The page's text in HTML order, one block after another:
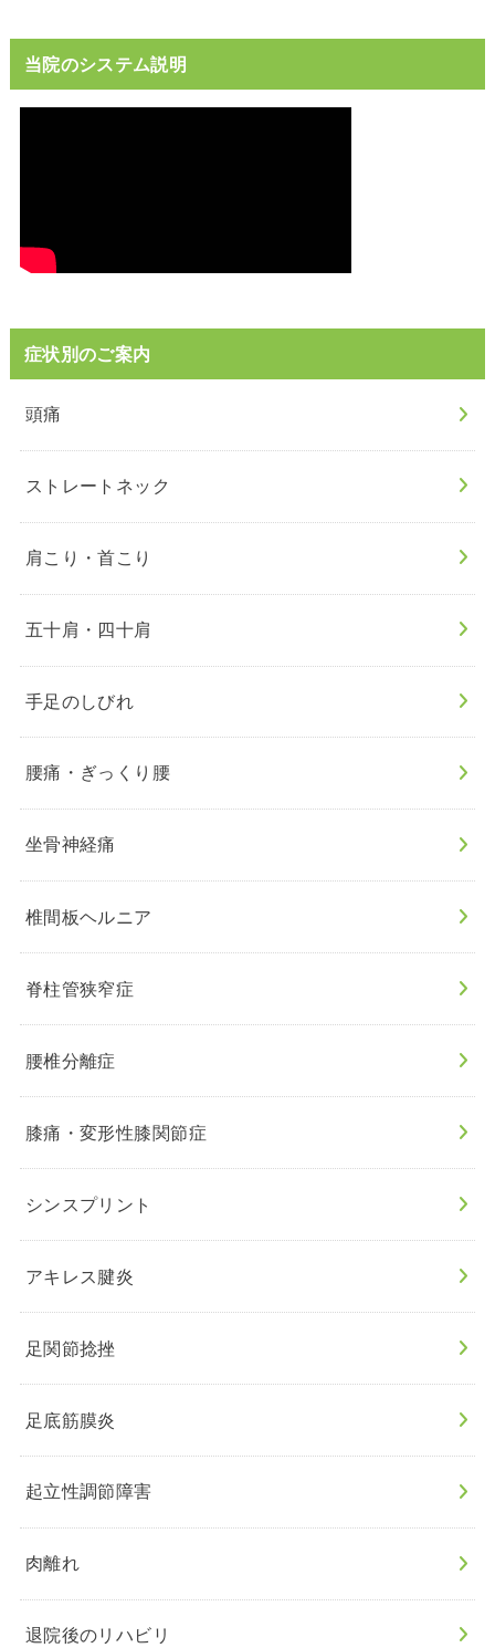
当院のシステム説明
症状別のご案内
頭痛
ストレートネック
肩こり・首こり
五十肩・四十肩
手足のしびれ
腰痛・ぎっくり腰
坐骨神経痛
椎間板ヘルニア
脊柱管狭窄症
腰椎分離症
膝痛・変形性膝関節症
シンスプリント
アキレス腱炎
足関節捻挫
足底筋膜炎
起立性調節障害
肉離れ
退院後のリハビリ